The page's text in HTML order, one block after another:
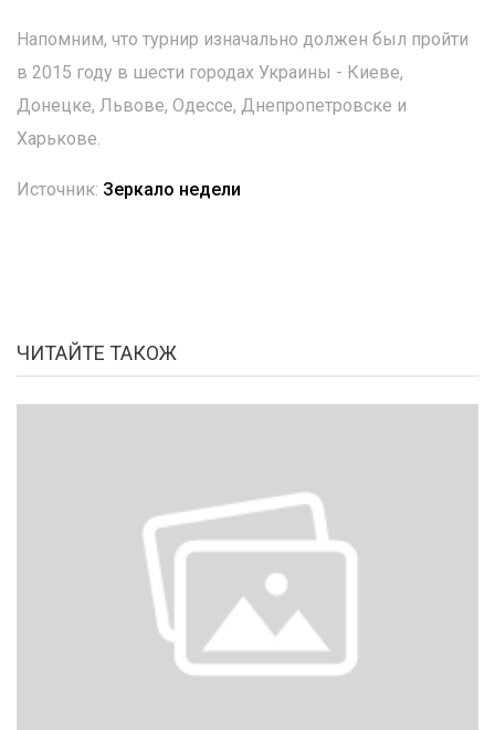
Напомним, что турнир изначально должен был пройти
в 2015 году в шести городах Украины - Киеве,
Донецке, Львове, Одессе, Днепропетровске и
Харькове.
Источник: Зеркало недели
ЧИТАЙТЕ ТАКОЖ